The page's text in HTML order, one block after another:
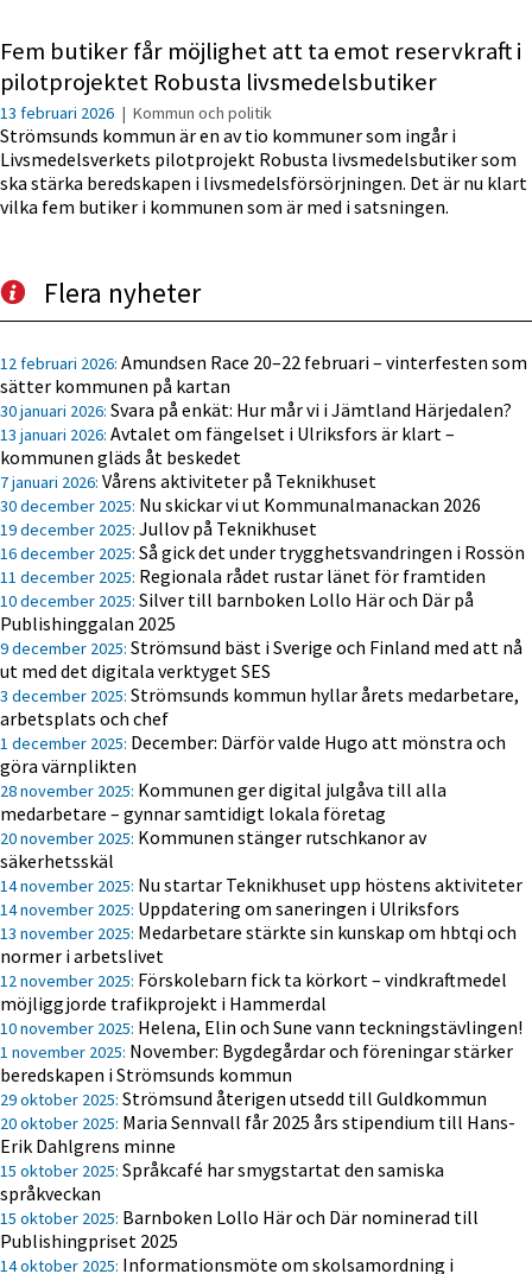
Fem butiker får möjlighet att ta emot reservkraft i
pilotprojektet Robusta livsmedelsbutiker
13 februari 2026 | Kommun och politik
Strömsunds kommun är en av tio kommuner som ingår i
Livsmedelsverkets pilotprojekt Robusta livsmedelsbutiker som
ska stärka beredskapen i livsmedelsförsörjningen. Det är nu klart
vilka fem butiker i kommunen som är med i satsningen.
Flera nyheter
12 februari 2026: Amundsen Race 20–22 februari – vinterfesten som
sätter kommunen på kartan
30 januari 2026: Svara på enkät: Hur mår vi i Jämtland Härjedalen?
13 januari 2026: Avtalet om fängelset i Ulriksfors är klart –
kommunen gläds åt beskedet
7 januari 2026: Vårens aktiviteter på Teknikhuset
30 december 2025: Nu skickar vi ut Kommunalmanackan 2026
19 december 2025: Jullov på Teknikhuset
16 december 2025: Så gick det under trygghetsvandringen i Rossön
11 december 2025: Regionala rådet rustar länet för framtiden
10 december 2025: Silver till barnboken Lollo Här och Där på
Publishinggalan 2025
9 december 2025: Strömsund bäst i Sverige och Finland med att nå
ut med det digitala verktyget SES
3 december 2025: Strömsunds kommun hyllar årets medarbetare,
arbetsplats och chef
1 december 2025: December: Därför valde Hugo att mönstra och
göra värnplikten
28 november 2025: Kommunen ger digital julgåva till alla
medarbetare – gynnar samtidigt lokala företag
20 november 2025: Kommunen stänger rutschkanor av
säkerhetsskäl
14 november 2025: Nu startar Teknikhuset upp höstens aktiviteter
14 november 2025: Uppdatering om saneringen i Ulriksfors
13 november 2025: Medarbetare stärkte sin kunskap om hbtqi och
normer i arbetslivet
12 november 2025: Förskolebarn fick ta körkort – vindkraftmedel
möjliggjorde trafikprojekt i Hammerdal
10 november 2025: Helena, Elin och Sune vann teckningstävlingen!
1 november 2025: November: Bygdegårdar och föreningar stärker
beredskapen i Strömsunds kommun
29 oktober 2025: Strömsund återigen utsedd till Guldkommun
20 oktober 2025: Maria Sennvall får 2025 års stipendium till Hans-
Erik Dahlgrens minne
15 oktober 2025: Språkcafé har smygstartat den samiska
språkveckan
15 oktober 2025: Barnboken Lollo Här och Där nominerad till
Publishingpriset 2025
14 oktober 2025: Informationsmöte om skolsamordning i